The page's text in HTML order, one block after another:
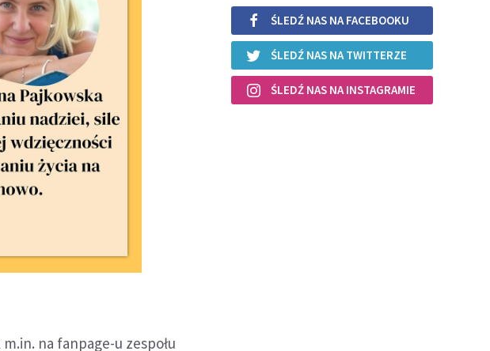
na fanpage-u zespołu
ŚLEDŹ NAS NA FACEBOOKU
ŚLEDŹ NAS NA TWITTERZE
ŚLEDŹ NAS NA INSTAGRAMIE